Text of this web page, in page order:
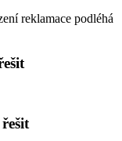
reklamace podléhá